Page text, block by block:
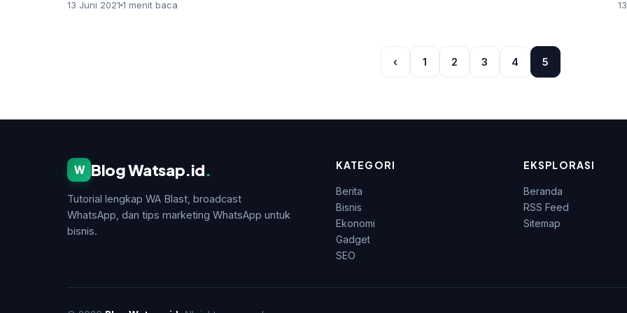
13 Juni 2021 1 menit baca
‹ 1 2 3 4 5
W Blog Watsap.id.
Tutorial lengkap WA Blast, broadcast
WhatsApp, dan tips marketing WhatsApp untuk
bisnis.
KATEGORI
Berita
Bisnis
Ekonomi
Gadget
SEO
EKSPLORASI
Beranda
RSS Feed
Sitemap